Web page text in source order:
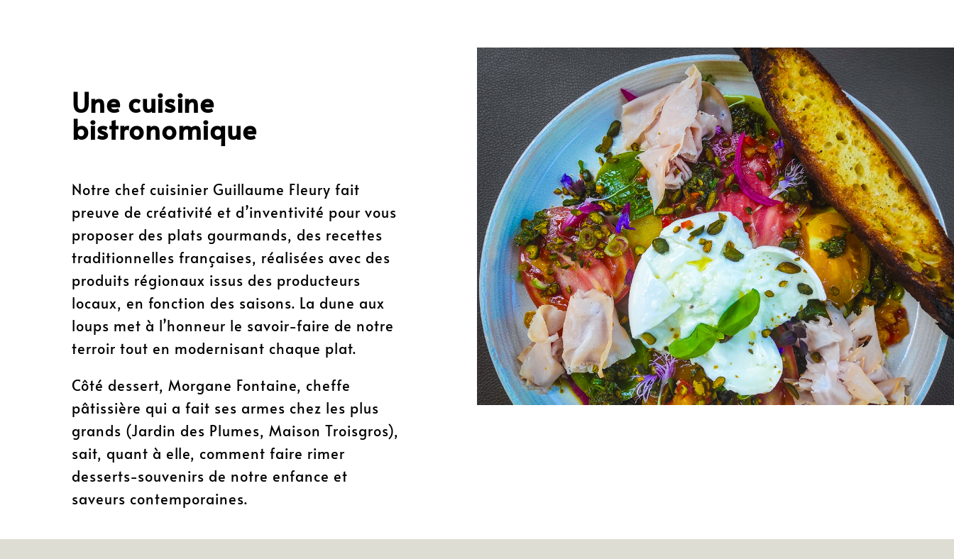
Une cuisine
bistronomique
Notre chef cuisinier Guillaume Fleury fait
preuve de créativité et d’inventivité pour vous
proposer des plats gourmands, des recettes
traditionnelles françaises, réalisées avec des
produits régionaux issus des producteurs
locaux, en fonction des saisons. La dune aux
loups met à l’honneur le savoir-faire de notre
terroir tout en modernisant chaque plat.
Côté dessert, Morgane Fontaine, cheffe
pâtissière qui a fait ses armes chez les plus
grands (Jardin des Plumes, Maison Troisgros),
sait, quant à elle, comment faire rimer
desserts-souvenirs de notre enfance et
saveurs contemporaines.